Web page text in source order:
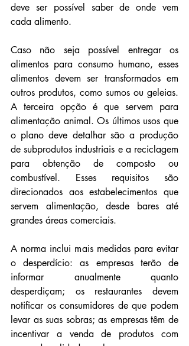
deve ser possível saber de onde vem
cada alimento.
Caso não seja possível entregar os
alimentos para consumo humano, esses
alimentos devem ser transformados em
outros produtos, como sumos ou geleias.
A terceira opção é que servem para
alimentação animal. Os últimos usos que
o plano deve detalhar são a produção
de subprodutos industriais e a reciclagem
para obtenção de composto ou
combustível. Esses requisitos são
direcionados aos estabelecimentos que
servem alimentação, desde bares até
grandes áreas comerciais.
A norma inclui mais medidas para evitar
o desperdício: as empresas terão de
informar anualmente quanto
desperdiçam; os restaurantes devem
notificar os consumidores de que podem
levar as suas sobras; as empresas têm de
incentivar a venda de produtos com